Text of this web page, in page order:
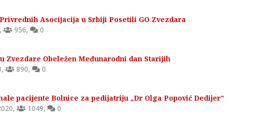
Asocijacija u Srbiji Posetili GO Zvezdara
, 956, 0
Zvezdare Obeležen Međunarodni dan Starijih
, 890, 0
pacijente Bolnice za pedijatriju „Dr Olga Popović Dedijer”
, 1049, 0